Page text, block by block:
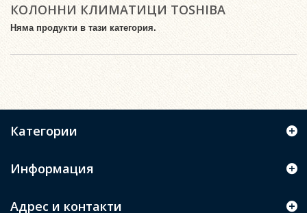
КОЛОННИ КЛИМАТИЦИ TOSHIBA
Няма продукти в тази категория.
Категории
Информация
Адрес и контакти